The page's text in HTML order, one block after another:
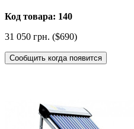
Код товара: 140
31 050 грн. ($690)
Сообщить когда появится